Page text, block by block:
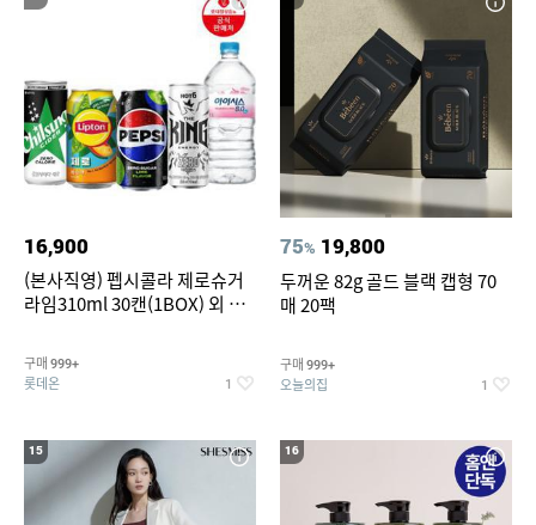
16,900
(본사직영) 펩시콜라 제로슈거
라임310ml 30캔(1BOX) 외 롯
구매 999+
롯데온 1
75% 19,800
두꺼운 82g 골드 블랙 캡형 70
매 20팩
구매 999+
오늘의집 1
15 16